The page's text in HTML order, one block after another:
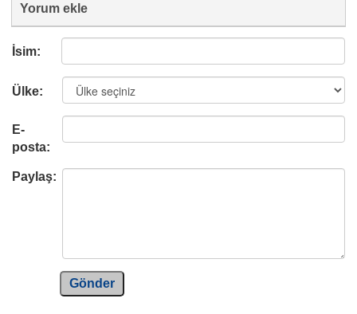
Yorum ekle
İsim:
Ülke:
E-
posta:
Paylaş:
Gönder